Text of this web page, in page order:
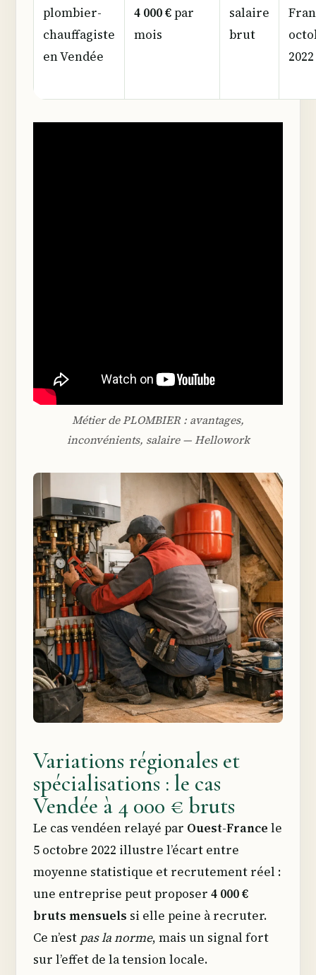
plombier-
chauffagiste
en Vendée
4 000 €par
mois
salaire
brut
2022
Métier de PLOMBIER : avantages,
inconvénients, salaire — Hellowork
Variations régionales et
spécialisations : le cas
Vendée à 4 000 € bruts
Le cas vendéen relayé par Ouest-France le
5 octobre 2022 illustre l’écart entre
moyenne statistique et recrutement réel :
une entreprise peut proposer 4 000 €
bruts mensuels si elle peine à recruter.
Ce n’est pas la norme, mais un signal fort
sur l’effet de la tension locale.